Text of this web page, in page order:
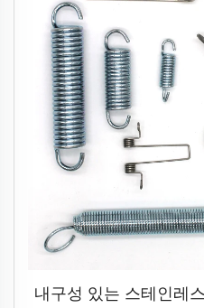
내구성 있는 스테인레